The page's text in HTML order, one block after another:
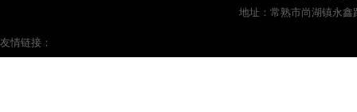
地址：常熟市尚湖镇永鑫
友情链接：